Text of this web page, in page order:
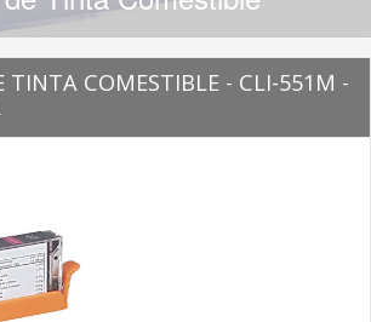
TINTA COMESTIBLE - CLI-551M -